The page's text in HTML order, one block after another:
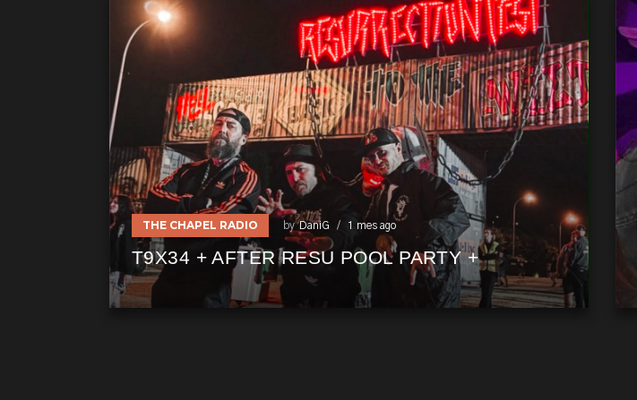
THE CHAPEL RADIO by DaniG 1 mes ago
T9X34 + AFTER RESU POOL PARTY +